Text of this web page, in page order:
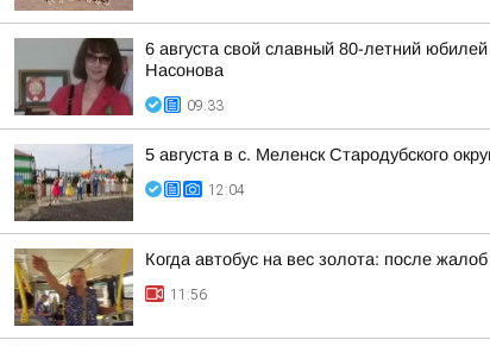
6 августа свой славный 80-летний
Насонова
09:33
5 августа в с. Меленск Стародубского
12:04
Когда автобус на вес золота: после
11:56